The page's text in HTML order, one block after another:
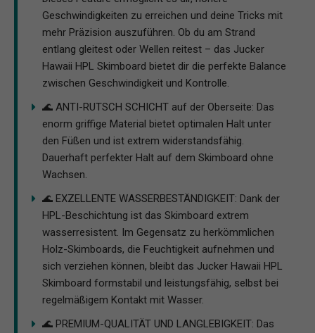
Geschwindigkeiten zu erreichen und deine Tricks mit
mehr Präzision auszuführen. Ob du am Strand
entlang gleitest oder Wellen reitest – das Jucker
Hawaii HPL Skimboard bietet dir die perfekte Balance
zwischen Geschwindigkeit und Kontrolle.
🌊 ANTI-RUTSCH SCHICHT auf der Oberseite: Das
enorm griffige Material bietet optimalen Halt unter
den Füßen und ist extrem widerstandsfähig.
Dauerhaft perfekter Halt auf dem Skimboard ohne
Wachsen.
🌊 EXZELLENTE WASSERBESTÄNDIGKEIT: Dank der
HPL-Beschichtung ist das Skimboard extrem
wasserresistent. Im Gegensatz zu herkömmlichen
Holz-Skimboards, die Feuchtigkeit aufnehmen und
sich verziehen können, bleibt das Jucker Hawaii HPL
Skimboard formstabil und leistungsfähig, selbst bei
regelmäßigem Kontakt mit Wasser.
🌊 PREMIUM-QUALITÄT UND LANGLEBIGKEIT: Das